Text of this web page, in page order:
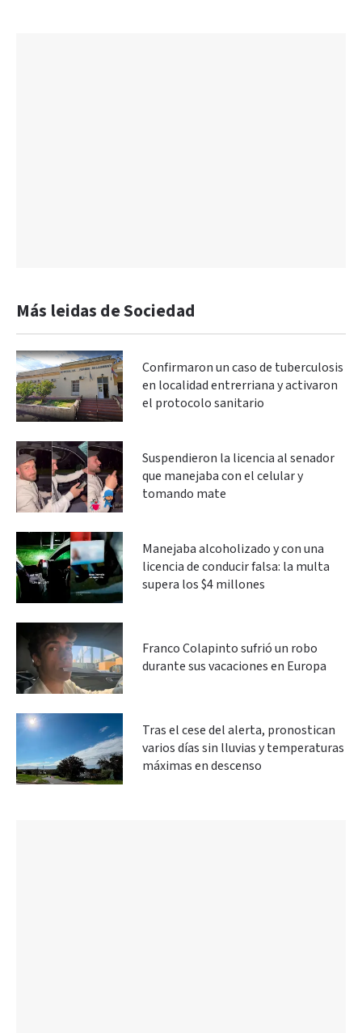
Más leidas de Sociedad
Confirmaron un caso de tuberculosis
en localidad entrerriana y activaron
el protocolo sanitario
Suspendieron la licencia al senador
que manejaba con el celular y
tomando mate
Manejaba alcoholizado y con una
licencia de conducir falsa: la multa
supera los $4 millones
Franco Colapinto sufrió un robo
durante sus vacaciones en Europa
Tras el cese del alerta, pronostican
varios días sin lluvias y temperaturas
máximas en descenso